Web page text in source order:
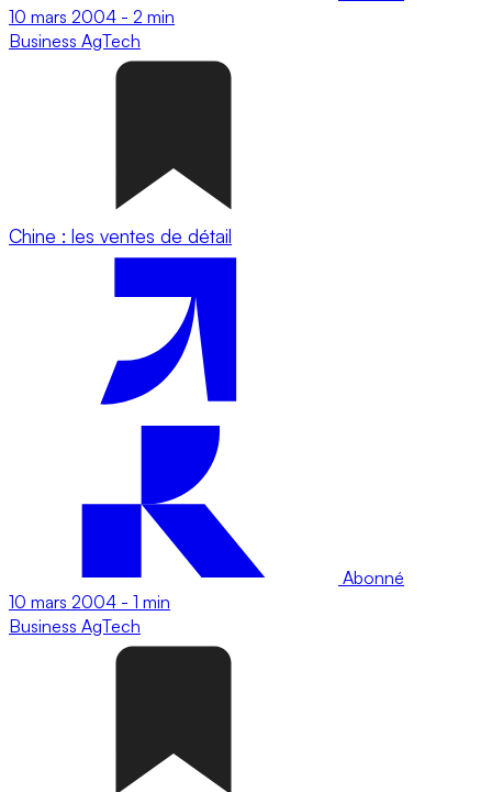
10 mars 2004 - 2 min
Business AgTech
Chine : les ventes de détail
Abonné
10 mars 2004 - 1 min
Business AgTech